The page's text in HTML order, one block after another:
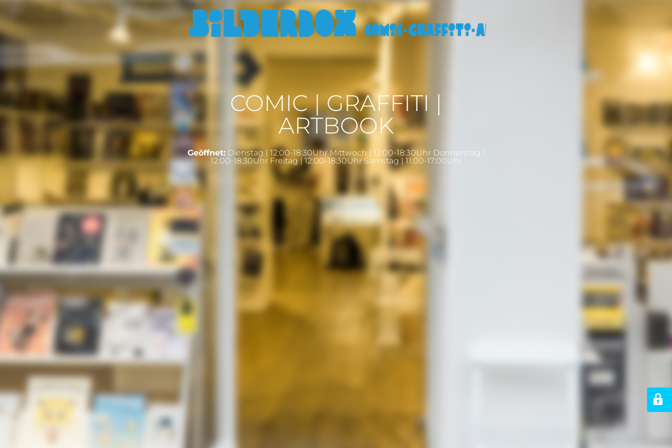
COMIC | GRAFFITI |
ARTBOOK
Geöffnet:Dienstag | 12:00-18:30Uhr Mittwoch | 12:00-18:30Uhr Donnerstag |
12:00-18:30Uhr Freitag | 12:00-18:30Uhr Samstag | 11:00-17:00Uhr